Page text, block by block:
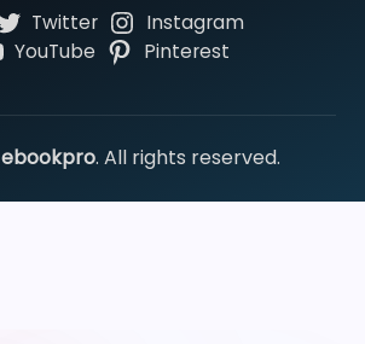
Twitter
Instagram
YouTube Pinterest
ebookpro. All rights reserved.